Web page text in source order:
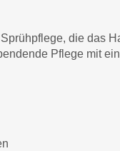
die das
Pflege mit